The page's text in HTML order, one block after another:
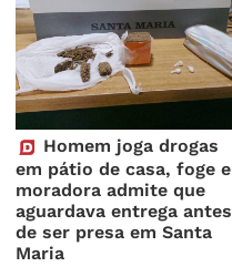
Homem joga drogas
em pátio de casa, foge e
moradora admite que
aguardava entrega antes
de ser presa em Santa
Maria